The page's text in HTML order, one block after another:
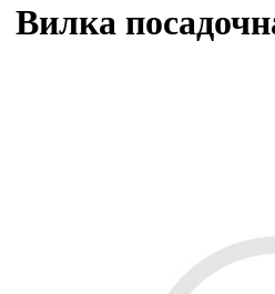
Вилка